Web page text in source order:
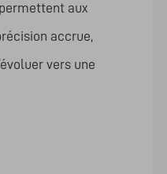
aux
accrue,
vers une